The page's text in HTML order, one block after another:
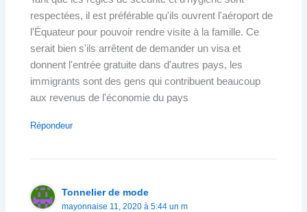
respectées, il est préférable qu'ils ouvrent l'aéroport de
l'Équateur pour pouvoir rendre visite à la famille. Ce
serait bien s'ils arrêtent de demander un visa et
donnent l'entrée gratuite dans d'autres pays, les
immigrants sont des gens qui contribuent beaucoup
aux revenus de l'économie du pays
Répondeur
Tonnelier de mode
mayonnaise 11, 2020 à 5:44 un m